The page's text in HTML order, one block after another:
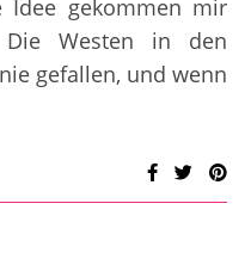
gekommen mir
Westen in den
gefallen, und wenn